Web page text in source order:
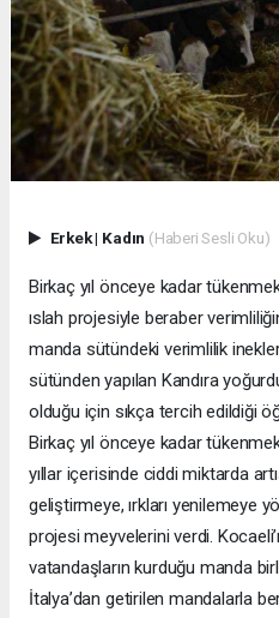
Erkek| Kadın (Haberi Sesli Oku)
Birkaç yıl önceye kadar
ıslah projesiyle beraber
manda sütündeki verimlilik
sütünden yapılan Kandıra
olduğu için sıkça tercih edildiği
Birkaç yıl önceye kadar
yıllar içerisinde ciddi miktarda
geliştirmeye, ırkları yenilemeye
projesi meyvelerini verdi.
vatandaşların kurduğu manda
İtalya’dan getirilen mandalarla